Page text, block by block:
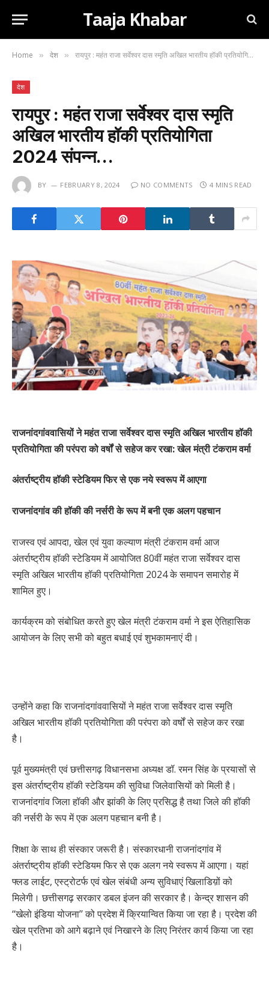
Taaja Khabar
Home » देश » रायपुर : महंत राजा सर्वेश्वर दास स्मृति अखिल भारतीय हॉकी प्रतियोगिता 2024 संपन्न…
देश
रायपुर : महंत राजा सर्वेश्वर दास स्मृति
अखिल भारतीय हॉकी प्रतियोगिता
2024 संपन्न…
BY FEBRUARY 8, 2024 NO COMMENTS 4 MINS READ
राजनांदगांववासियों ने महंत राजा सर्वेश्वर दास स्मृति अखिल भारतीय हॉकी
प्रतियोगिता की परंपरा को वर्षों से सहेज कर रखा: खेल मंत्री टंकराम वर्मा
अंतर्राष्ट्रीय हॉकी स्टेडियम फिर से एक नये स्वरूप में आएगा
राजनांदगांव की हॉकी की नर्सरी के रूप में बनी एक अलग पहचान
राजस्व एवं आपदा, खेल एवं युवा कल्याण मंत्री टंकराम वर्मा आज
अंतर्राष्ट्रीय हॉकी स्टेडियम में आयोजित 80वीं महंत राजा सर्वेश्वर दास
स्मृति अखिल भारतीय हॉकी प्रतियोगिता 2024 के समापन समारोह में
शामिल हुए।
कार्यक्रम को संबोधित करते हुए खेल मंत्री टंकराम वर्मा ने इस ऐतिहासिक
आयोजन के लिए सभी को बहुत बधाई एवं शुभकामनाएं दी।
उन्होंने कहा कि राजनांदगांववासियों ने महंत राजा सर्वेश्वर दास स्मृति
अखिल भारतीय हॉकी प्रतियोगिता की परंपरा को वर्षों से सहेज कर रखा
है।
पूर्व मुख्यमंत्री एवं छत्तीसगढ़ विधानसभा अध्यक्ष डॉ. रमन सिंह के प्रयासों से
इस अंतर्राष्ट्रीय हॉकी स्टेडियम की सुविधा जिलेवासियों को मिली है।
राजनांदगांव जिला हॉकी और झांकी के लिए प्रसिद्ध है तथा जिले की हॉकी
की नर्सरी के रूप में एक अलग पहचान बनी है।
शिक्षा के साथ ही संस्कार जरूरी है। संस्कारधानी राजनांदगांव में
अंतर्राष्ट्रीय हॉकी स्टेडियम फिर से एक अलग नये स्वरूप में आएगा। यहां
फ्लड लाईट, एस्ट्रोटर्फ एवं खेल संबंधी अन्य सुविधाएं खिलाडिय़ों को
मिलेगी। छत्तीसगढ़ सरकार डबल इंजन की सरकार है। केन्द्र शासन की
‘‘खेलो इंडिया योजना’’ को प्रदेश में क्रियान्वित किया जा रहा है। प्रदेश की
खेल प्रतिभा को आगे बढ़ाने एवं निखारने के लिए निरंतर कार्य किया जा रहा
है।